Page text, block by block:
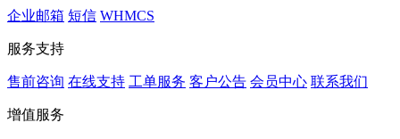
企业邮箱 短信 WHMCS
服务支持
售前咨询 在线支持 工单服务 客户公告 会员中心 联系我们
增值服务